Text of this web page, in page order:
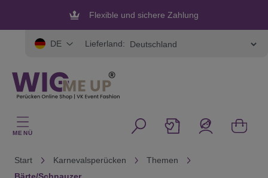
Flexible und sichere Zahlung
DE Lieferland:
MENÜ
Start Karnevalsperücken
Themen
Bärte/Schnauzer